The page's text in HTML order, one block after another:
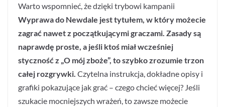
Warto wspomnieć, że dzięki trybowi kampanii
Wyprawa do Newdale jest tytułem, w który możecie
zagrać nawet z początkującymi graczami. Zasady są
naprawdę proste, a jeśli ktoś miał wcześniej
styczność z „O mój zboże”, to szybko zrozumie trzon
całej rozgrywki. Czytelna instrukcja, dokładne opisy i
grafiki pokazujące jak grać – czego chcieć więcej? Jeśli
szukacie mocniejszych wrażeń, to zawsze możecie